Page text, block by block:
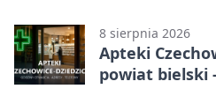
8 sierpnia 2026
Apteki
powiat bielski